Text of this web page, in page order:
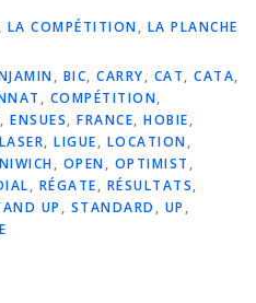
, LA COMPÉTITION, LA PLANCHE
, BIC, CARRY, CAT, CATA,
, COMPÉTITION,
, ENSUES, FRANCE, HOBIE,
LASER, LIGUE, LOCATION,
, OPEN, OPTIMIST ,
, RÉGATE, RÉSULTATS,
UP , STANDARD , UP ,